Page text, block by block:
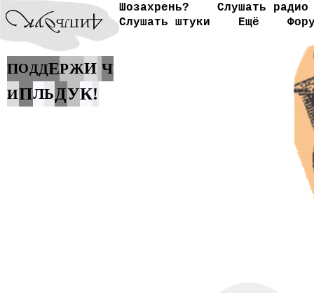
Шозахрень?
Слушать радио
Слушать штуки
Ещё
ПОДДЕРЖИ Ч
ИПЛЬДУК!